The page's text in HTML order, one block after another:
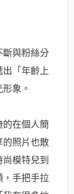
斷與粉絲分
出「年齡上
象。
的在個人簡
的照片也散
模特兒到
，手把手拉